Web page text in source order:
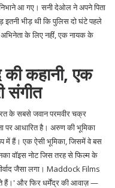
निभाने आ गए।सनी देओलने अपने पिता
इतनी भीड़ थी कि पुलिस दो घंटे पहले
के लिए नहीं, एक नायक के
कहानी, एक
संगीत
के सबसे जवान परमवीर चक्र
पर आधारित है। अरुण की भूमिका
में हैं। एक ऐसी भूमिका, जिसमें वे बस
वॉइस नोट जिस तरह से फिल्म के
जैसा लगा। Maddock Films
हैं।' और फिर धर्मेंद्र की आवाज़ —